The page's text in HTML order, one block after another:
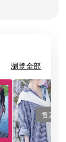
瀏覽全部
售完